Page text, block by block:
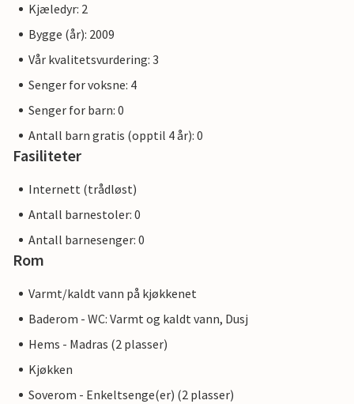
Kjæledyr: 2
Bygge (år): 2009
Vår kvalitetsvurdering: 3
Senger for voksne: 4
Senger for barn: 0
Antall barn gratis (opptil 4 år): 0
Fasiliteter
Internett (trådløst)
Antall barnestoler: 0
Antall barnesenger: 0
Rom
Varmt/kaldt vann på kjøkkenet
Baderom - WC: Varmt og kaldt vann, Dusj
Hems - Madras (2 plasser)
Kjøkken
Soverom - Enkeltsenge(er) (2 plasser)